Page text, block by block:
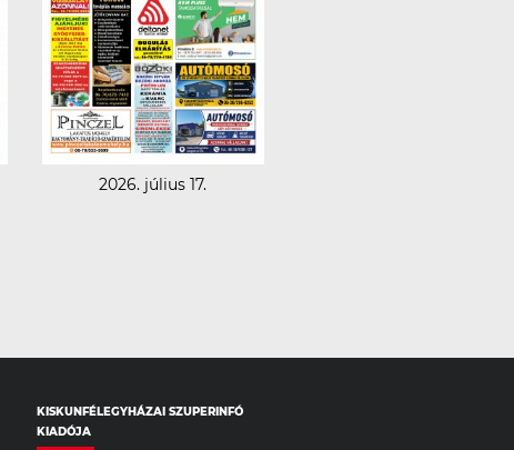
2026. július 17.
KISKUNFÉLEGYHÁZAI SZUPERINFÓ
KIADÓJA